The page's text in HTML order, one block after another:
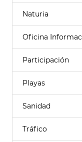
Naturia
Oficina
Participación
Playas
Sanidad
Tráfico